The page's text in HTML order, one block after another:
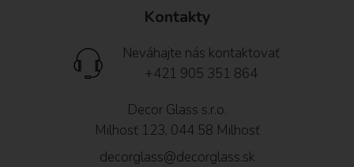
Kontakty
Neváhajte nás kontaktovať
+421 905 351 864
Decor Glass s.r.o.
Milhosť 123, 044 58 Milhosť
decorglass@decorglass.sk